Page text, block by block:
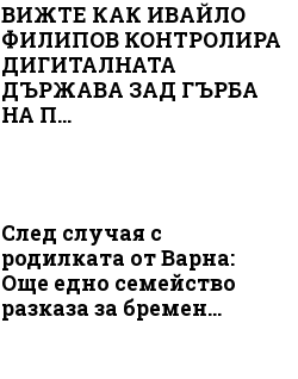
ВИЖТЕ КАК ИВАЙЛО
ФИЛИПОВ КОНТРОЛИРА
ДИГИТАЛНАТА
ДЪРЖАВА ЗАД ГЪРБА
НА П...
След случая с
родилката от Варна:
Още едно семейство
разказа за бремен...